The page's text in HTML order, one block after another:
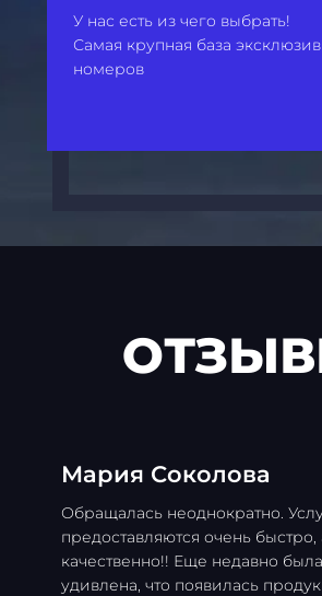
У нас есть из чего выбрать!
Самая крупная база
номеров
Мария Соколова
Обращалась неоднократно.
предоставляются очень быстро,
качественно!! Еще недавно
удивлена, что появилась